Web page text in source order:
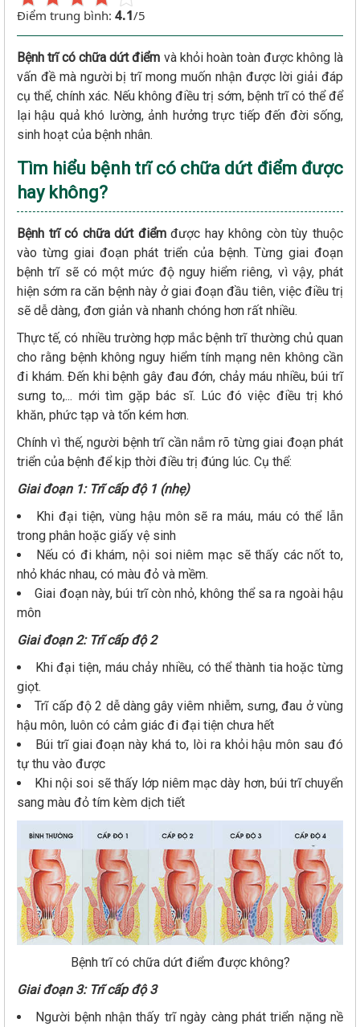
Điểm trung bình: 4.1/5
Bệnh trĩ có chữa dứt điểm và khỏi hoàn toàn được không là
vấn đề mà người bị trĩ mong muốn nhận được lời giải đáp
cụ thể, chính xác. Nếu không điều trị sớm, bệnh trĩ có thể để
lại hậu quả khó lường, ảnh hưởng trực tiếp đến đời sống,
sinh hoạt của bệnh nhân.
Tìm hiểu bệnh trĩ có chữa dứt điểm được
hay không?
Bệnh trĩ có chữa dứt điểmđược hay không còn tùy thuộc
vào từng giai đoạn phát triển của bệnh. Từng giai đoạn
bệnh trĩ sẽ có một mức độ nguy hiểm riêng, vì vậy, phát
hiện sớm ra căn bệnh này ở giai đoạn đầu tiên, việc điều trị
sẽ dễ dàng, đơn giản và nhanh chóng hơn rất nhiều.
Thực tế, có nhiều trường hợp mắc bệnh trĩ thường chủ quan
cho rằng bệnh không nguy hiểm tính mạng nên không cần
đi khám. Đến khi bệnh gây đau đớn, chảy máu nhiều, búi trĩ
sưng to,... mới tìm gặp bác sĩ. Lúc đó việc điều trị khó
khăn, phức tạp và tốn kém hơn.
Chính vì thế, người bệnh trĩ cần nắm rõ từng giai đoạn phát
triển của bệnh để kịp thời điều trị đúng lúc. Cụ thể:
Giai đoạn 1: Trĩ cấp độ 1 (nhẹ)
Khi đại tiện, vùng hậu môn sẽ ra máu, máu có thể lẫn
trong phân hoặc giấy vệ sinh
Nếu có đi khám, nội soi niêm mạc sẽ thấy các nốt to,
nhỏ khác nhau, có màu đỏ và mềm.
Giai đoạn này, búi trĩ còn nhỏ, không thể sa ra ngoài hậu
môn
Giai đoạn 2: Trĩ cấp độ 2
Khi đại tiện, máu chảy nhiều, có thể thành tia hoặc từng
giọt.
Trĩ cấp độ 2 dễ dàng gây viêm nhiễm, sưng, đau ở vùng
hậu môn, luôn có cảm giác đi đại tiện chưa hết
Búi trĩ giai đoạn này khá to, lòi ra khỏi hậu môn sau đó
tự thu vào được
Khi nội soi sẽ thấy lớp niêm mạc dày hơn, búi trĩ chuyển
sang màu đỏ tím kèm dịch tiết
Bệnh trĩ có chữa dứt điểm được không?
Giai đoạn 3: Trĩ cấp độ 3
Người bệnh nhận thấy trĩ ngày càng phát triển nặng nề